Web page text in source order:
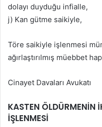
dolayı duyduğu infialle,
j) Kan gütme saikiyle,
Töre saikiyle işlenmesi
ağırlaştırılmış müebbet
Cinayet Davaları Avukatı
KASTEN ÖLDÜRMENİN
İŞLENMESİ